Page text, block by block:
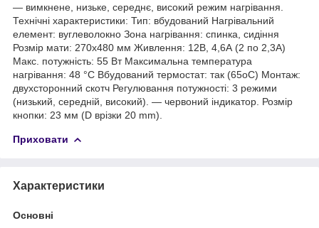
— вимкнене, низьке, середнє, високий режим нагрівання.
Технічні характеристики: Тип: вбудований Нагрівальний
елемент: вуглеволокно Зона нагрівання: спинка, сидіння
Розмір мати: 270х480 мм Живлення: 12В, 4,6А (2 по 2,3А)
Макс. потужність: 55 Вт Максимальна температура
нагрівання: 48 °C Вбудований термостат: так (65оС) Монтаж:
двухсторонний скотч Регулювання потужності: 3 режими
(низький, середній, високий). — червоний індикатор. Розмір
кнопки: 23 мм (D врізки 20 mm).
Приховати
Характеристики
Основні